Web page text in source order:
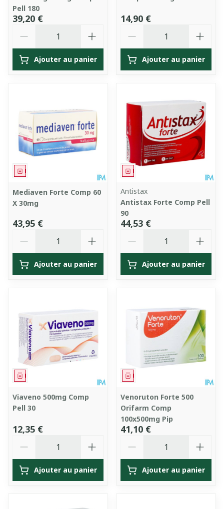
Pell 180
39,20 €
Ajouter au panier
14,90 €
Ajouter au panier
Médicament
Mediaven Forte Comp 60
X 30mg
43,95 €
Ajouter au panier
Médicament
Antistax
Antistax Forte Comp Pell
90
44,53 €
Ajouter au panier
Médicament
Viaveno 500mg Comp
Pell 30
12,35 €
Ajouter au panier
Médicament
Venoruton Forte 500
Orifarm Comp
100x500mg Pip
41,10 €
Ajouter au panier